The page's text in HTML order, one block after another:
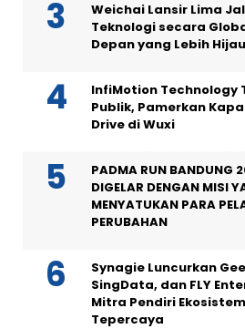
Weichai Lansir Lima
Teknologi secara
Depan yang Lebih
InfiMotion Technology
Publik, Pamerkan
Drive di Wuxi
PADMA RUN BANDUNG
DIGELAR DENGAN MISI
MENYATUKAN PARA
PERUBAHAN
Synagie Luncurkan
SingData, dan FLY
Mitra Pendiri
Tepercaya